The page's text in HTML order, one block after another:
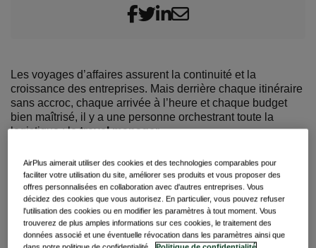
Les voyages d’affaires assurent la continuité et la
croissance des entreprises. Mais derrière chaque itinéraire
sans accroc, chaque arrivée à l’heure et chaque budget
bien maîtrisé, il y a une personne orchestrant toute la
logistique : letravel manager.
ou d’hôtels. Ce sont des décideurs stratégiques et des
analystes orientés solutions, équilibrant quotidiennement
maîtrise des coûts, expérience des voyageurs, durabilité et
conformité aux politiques internes.
AirPlus aimerait utiliser des cookies et des technologies comparables pour
faciliter votre utilisation du site, améliorer ses produits et vous proposer des
offres personnalisées en collaboration avec d'autres entreprises. Vous
décidez des cookies que vous autorisez. En particulier, vous pouvez refuser
l'utilisation des cookies ou en modifier les paramètres à tout moment. Vous
trouverez de plus amples informations sur ces cookies, le traitement des
données associé et une éventuelle révocation dans les paramètres ainsi que